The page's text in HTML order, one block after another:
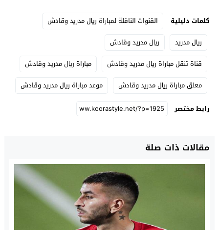
كلمات دليلية
القنوات الناقلة لمباراة ريال مدريد وقادش
ريال مدريد
ريال مدريد وقادش
قناة تنقل مباراة ريال مدريد وقادش
مباراة ريال مدريد وقادش
معلق مباراة ريال مدريد وقادش
موعد مباراة ريال مدريد وقادش
رابط مختصر
مقالات ذات صلة